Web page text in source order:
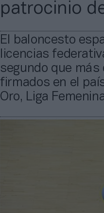
patrocinio
El baloncesto
licencias
segundo que
firmados en el
Oro, Liga